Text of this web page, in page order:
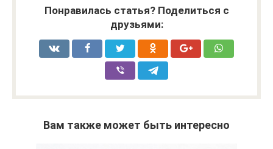
Понравилась статья? Поделиться с
друзьями:
Вам также может быть интересно